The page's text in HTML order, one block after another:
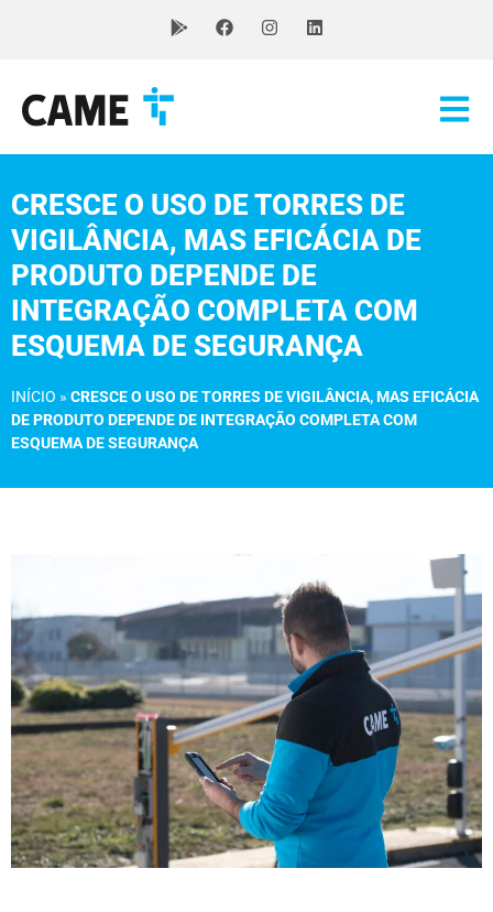
CRESCE O USO DE TORRES DE
VIGILÂNCIA, MAS EFICÁCIA DE
PRODUTO DEPENDE DE
INTEGRAÇÃO COMPLETA COM
ESQUEMA DE SEGURANÇA
INÍCIO » CRESCE O USO DE TORRES DE VIGILÂNCIA, MAS EFICÁCIA
DE PRODUTO DEPENDE DE INTEGRAÇÃO COMPLETA COM
ESQUEMA DE SEGURANÇA